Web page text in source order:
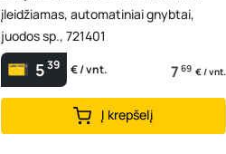
įleidžiamas, automatiniai gnybtai,
juodos sp., 721401
539 € / vnt. 7 69 € / vnt.
Į krepšelį